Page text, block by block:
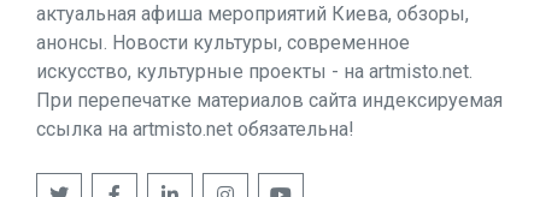
актуальная афиша мероприятий Киева, обзоры,
анонсы. Новости культуры, современное
искусство, культурные проекты - на artmisto.net.
При перепечатке материалов сайта индексируемая
ссылка на artmisto.net обязательна!